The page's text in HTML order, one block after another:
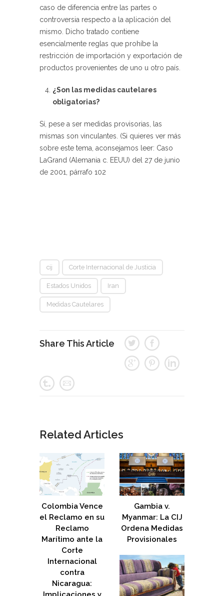
caso de diferencia entre las partes o
controversia respecto a la aplicación del
mismo. Dicho tratado contiene
esencialmente reglas que prohíbe la
restricción de importación y exportación de
productos provenientes de uno u otro país.
¿Son las medidas cautelares
obligatorias?
Sí, pese a ser medidas provisorias, las
mismas son vinculantes. (Si quieres ver más
sobre este tema, aconsejamos leer: Caso
LaGrand (Alemania c. EEUU) del 27 de junio
de 2001, párrafo 102
cij Corte Internacional de Justicia
Estados Unidos Iran
Medidas Cautelares
Share This Article
Related Articles
Colombia Vence
el Reclamo en su
Reclamo
Marítimo ante la
Corte
Internacional
contra
Nicaragua:
Gambia v.
Myanmar: La CIJ
Ordena Medidas
Provisionales